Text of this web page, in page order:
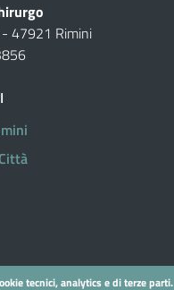
- 47921 Rimini
tecnici, analytics e di terze parti.